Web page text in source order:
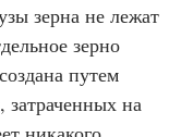
зерна не лежат
зерно
путем
на